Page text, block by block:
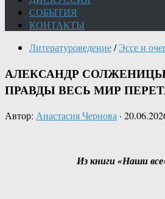
СОБЫТИЯ
КОНТАКТЫ
Литературоведение/ Эссе и
АЛЕКСАНДР
ПРАВДЫ ВЕСЬ МИР
Автор: Анастасия Чернова ·
Из книги «Наши